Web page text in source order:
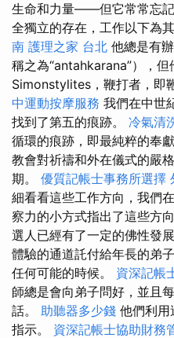
生命和力量——但它常常忘
全獨立的存在，工作以下為
南 護理之家 台北 他總是有
稱之為“antahkarana”），但
Simonstylites，鞭打者，即
中運動按摩服務 我們在中世
找到了第五的痕跡。 冷氣清
循環的痕跡，即最純粹的奉
教會對祈禱和外在儀式的嚴
期。 優質記帳士事務所選擇
細看看這些工作方向，我們
察力的小方式指出了這些方
選人已經有了一定的佛性發
體驗的通道託付給年長的弟
任何可能的時候。 資深記帳
師總是會向弟子問好，並且
話。 助聽器多少錢 他們利用
指示。 資深記帳士協助財務